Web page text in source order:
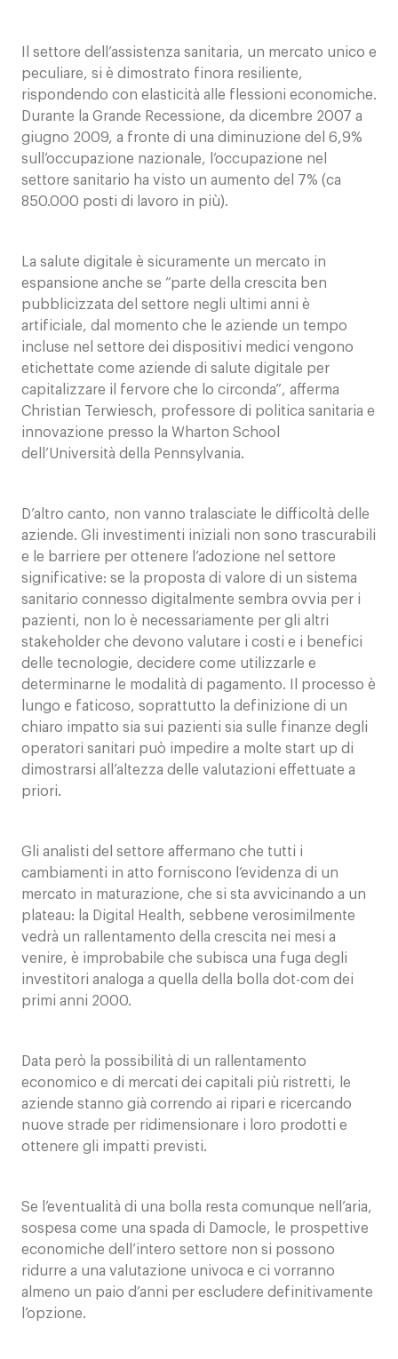
Il settore dell’assistenza sanitaria, un mercato unico e
peculiare, si è dimostrato finora resiliente,
rispondendo con elasticità alle flessioni economiche.
Durante la Grande Recessione, da dicembre 2007 a
giugno 2009, a fronte di una diminuzione del 6,9%
sull’occupazione nazionale, l’occupazione nel
settore sanitario ha visto un aumento del 7% (ca
850.000 posti di lavoro in più).
La salute digitale è sicuramente un mercato in
espansione anche se “parte della crescita ben
pubblicizzata del settore negli ultimi anni è
artificiale, dal momento che le aziende un tempo
incluse nel settore dei dispositivi medici vengono
etichettate come aziende di salute digitale per
capitalizzare il fervore che lo circonda”, afferma
Christian Terwiesch, professore di politica sanitaria e
innovazione presso la Wharton School
dell’Università della Pennsylvania.
D’altro canto, non vanno tralasciate le difficoltà delle
aziende. Gli investimenti iniziali non sono trascurabili
e le barriere per ottenere l’adozione nel settore
significative: se la proposta di valore di un sistema
sanitario connesso digitalmente sembra ovvia per i
pazienti, non lo è necessariamente per gli altri
stakeholder che devono valutare i costi e i benefici
delle tecnologie, decidere come utilizzarle e
determinarne le modalità di pagamento. Il processo è
lungo e faticoso, soprattutto la definizione di un
chiaro impatto sia sui pazienti sia sulle finanze degli
operatori sanitari può impedire a molte start up di
dimostrarsi all’altezza delle valutazioni effettuate a
priori.
Gli analisti del settore affermano che tutti i
cambiamenti in atto forniscono l’evidenza di un
mercato in maturazione, che si sta avvicinando a un
plateau: la Digital Health, sebbene verosimilmente
vedrà un rallentamento della crescita nei mesi a
venire, è improbabile che subisca una fuga degli
investitori analoga a quella della bolla dot-com dei
primi anni 2000.
Data però la possibilità di un rallentamento
economico e di mercati dei capitali più ristretti, le
aziende stanno già correndo ai ripari e ricercando
nuove strade per ridimensionare i loro prodotti e
ottenere gli impatti previsti.
Se l’eventualità di una bolla resta comunque nell’aria,
sospesa come una spada di Damocle, le prospettive
economiche dell’intero settore non si possono
ridurre a una valutazione univoca e ci vorranno
almeno un paio d’anni per escludere definitivamente
l’opzione.